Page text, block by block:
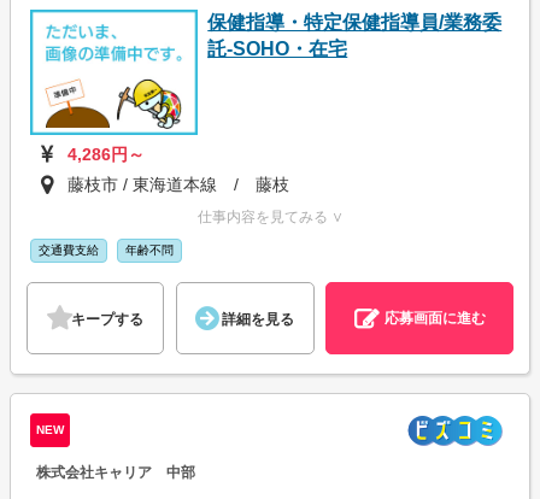
保健指導・特定保健指導員/業務委
託-SOHO・在宅
4,286円～
藤枝市 / 東海道本線 / 藤枝
仕事内容を見てみる ∨
交通費支給 年齢不問
キープする 詳細を見る 応募画面に進む
NEW
株式会社キャリア 中部